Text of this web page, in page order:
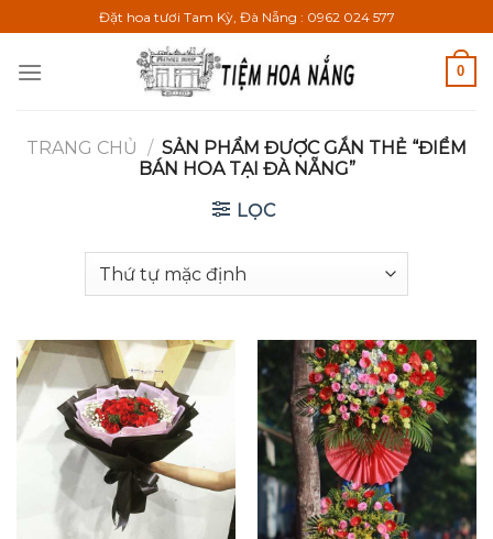
qua
nội
Đặt hoa tươi Tam Kỳ, Đà Nẵng : 0962 024 577
0
TRANG CHỦ / SẢN PHẨM ĐƯỢC GẮN THẺ “ĐIỂM
BÁN HOA TẠI ĐÀ NẴNG”
LỌC